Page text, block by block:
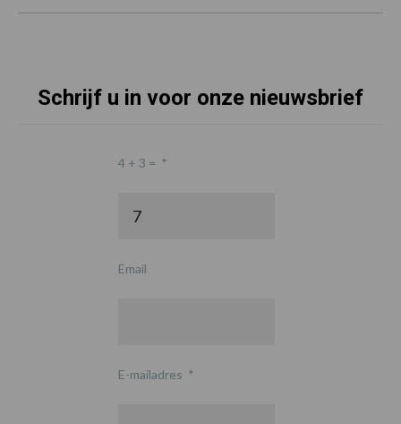
Schrijf u in voor onze nieuwsbrief
4 + 3 = *
Email
E-mailadres *